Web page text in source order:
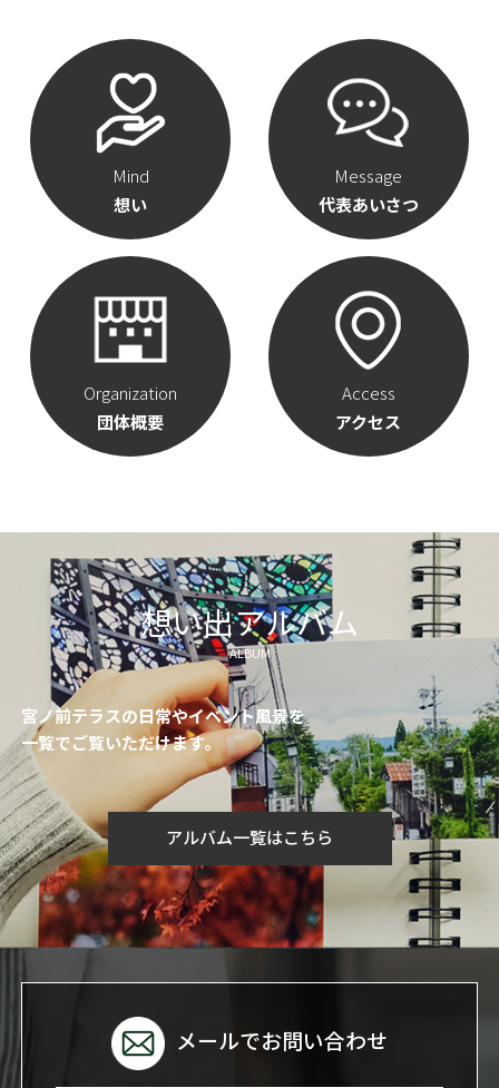
Mind
想い
Message
代表あいさつ
Organization
団体概要
Access
アクセス
想い出アルバム
ALBUM
宮ノ前テラスの日常やイベント風景を
一覧でご覧いただけます。
アルバム一覧はこちら
メールでお問い合わせ